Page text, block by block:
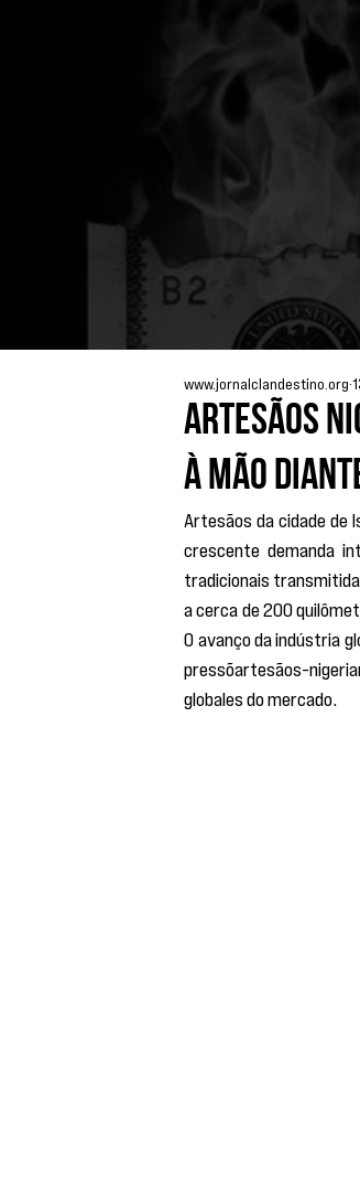
Artesãos
à mão
www.jornalclandestino.org
Artesãos da cidade de
crescente demanda
tradicionais
a cerca de 200
O avanço da indústria
pressõartesãos-
globales do mercado.